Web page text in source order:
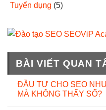
Tuyển dụng (5)
BÀI VIẾT QUAN
ĐẦU TƯ CHO SEO
MÀ KHÔNG THẤY SỐ?